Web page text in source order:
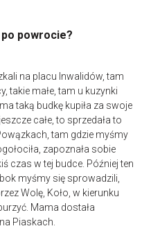
powrocie?
na placu Inwalidów, tam
takie małe, tam u kuzynki
taką budkę kupiła za swoje
całe, to sprzedała to
tam gdzie myśmy
zapoznała sobie
czas w tej budce. Później ten
myśmy się sprowadzili,
Wolę, Koło, w kierunku
Mama dostała
Piaskach.